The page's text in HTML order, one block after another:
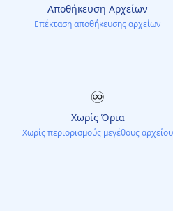
Αποθήκευση Αρχείων
Επέκταση αποθήκευσης αρχείων
♾️
Χωρίς Όρια
Χωρίς περιορισμούς μεγέθους αρχείου